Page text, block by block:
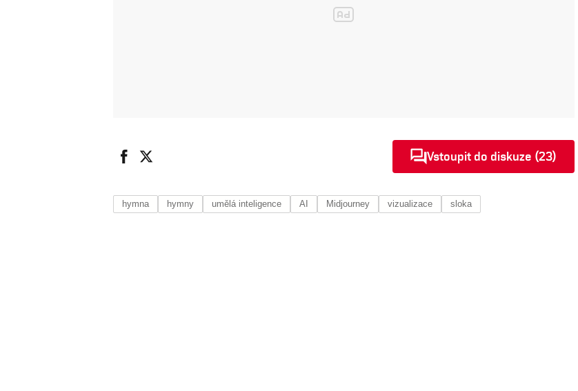
Vstoupit do diskuze (23)
hymna hymny umělá inteligence AI Midjourney vizualizace sloka